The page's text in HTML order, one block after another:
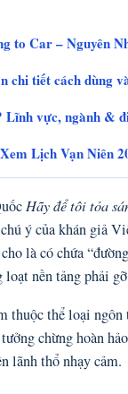
to Car – Nguyên
chi tiết cách dùng
vực, ngành &
Lịch Vạn Niên
Hãy để tôi tỏa
ý của khán giả
là có chứa
loạt nền tảng phải
thuộc thể loại
chừng hoàn
lãnh thổ nhạy cảm.